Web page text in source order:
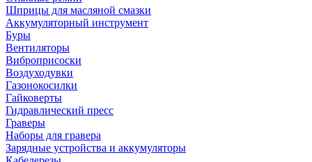
Шприцы для масляной смазки
Аккумуляторный инструмент
Буры
Вентиляторы
Виброприсоски
Воздуходувки
Газонокосилки
Гайковерты
Гидравлический пресс
Граверы
Наборы для гравера
Зарядные устройства и аккумуляторы